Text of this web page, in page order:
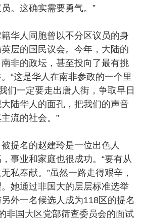
。这确实需要勇气。”
华人同胞曾以不分区议员的身
层的国民议会。今年，大陆的
非的政坛，甚至投向了最有挑
“这是华人在南非参政的一个里
们一定要走出唐人街，争取早日
陆华人的面孔，把我们的声音
流的社会。”
提名的赵建玲是一位出色人
事业和家庭也很成功。“要有从
私奉献。”虽然一路走得艰辛，
她通过非国大的层层标准选举
外一名候选人成为118区的提名
非国大区党部筛查委员会的面试